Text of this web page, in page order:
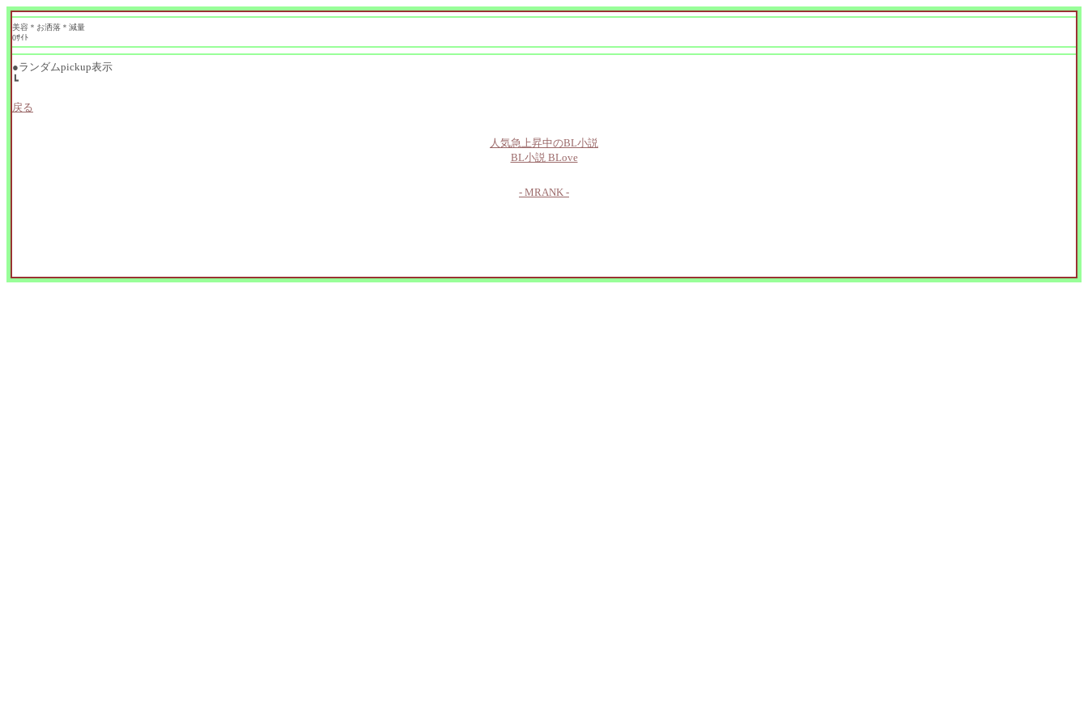
美容＊お洒落＊減量
0ｻｲﾄ
●ランダムpickup表示
┗
戻る
人気急上昇中のBL小説
BL小説 BLove
- MRANK -